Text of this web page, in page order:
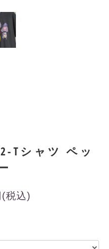
Tシャツ ペッ
税込)